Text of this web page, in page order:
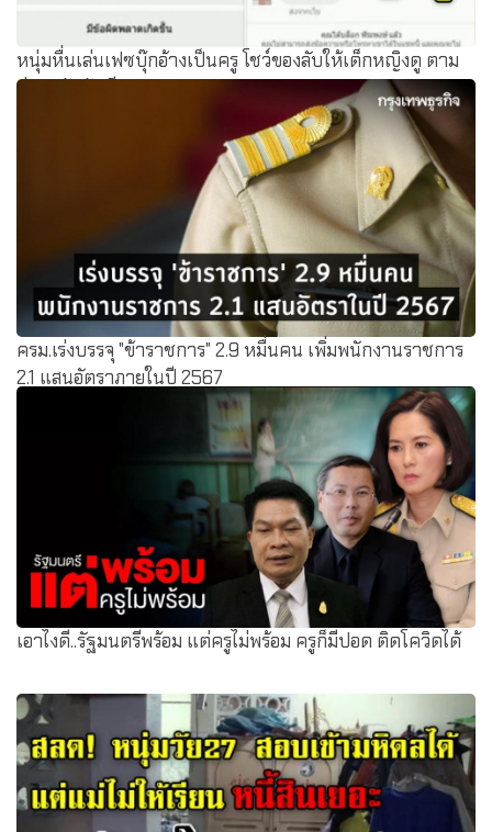
หนุ่มหื่นเล่นเฟซบุ๊กอ้างเป็นครู​ โชว์ของลับให้เด็กหญิงดู ตาม
ล่าหาตัวทันที
ครม.เร่งบรรจุ "ข้าราชการ" 2.9 หมื่นคน เพิ่มพนักงานราชการ
2.1 แสนอัตราภายในปี 2567
เอาไงดี..รัฐมนตรีพร้อม แต่ครูไม่พร้อม ครูก็มีปอด ติดโควิดได้